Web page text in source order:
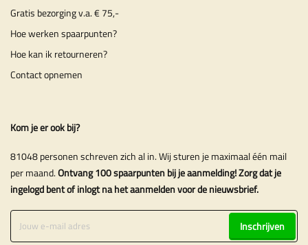
Gratis bezorging v.a. € 75,-
Hoe werken spaarpunten?
Hoe kan ik retourneren?
Contact opnemen
Kom je er ook bij?
81048 personen schreven zich al in. Wij sturen je maximaal één mail
per maand.Ontvang 100 spaarpunten bij je aanmelding! Zorg dat je
ingelogd bent of inlogt na het aanmelden voor de nieuwsbrief.
Inschrijven